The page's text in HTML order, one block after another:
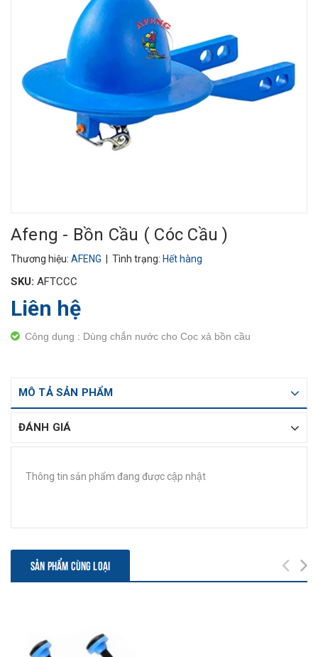
Afeng - Bồn Cầu ( Cóc Cầu )
Thương hiệu: AFENG | Tình trạng: Hết hàng
SKU: AFTCCC
Liên hệ
Công dụng : Dùng chắn nước cho Cọc xả bồn cầu
MÔ TẢ SẢN PHẨM
ĐÁNH GIÁ
Thông tin sản phẩm đang được cập nhật
SẢN PHẨM CÙNG LOẠI